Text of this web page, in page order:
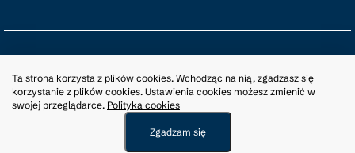
Polityka Cookies RODO
Ta strona korzysta z plików cookies. Wchodząc na nią, zgadzasz się
korzystanie z plików cookies. Ustawienia cookies możesz zmienić w
swojej przeglądarce. Polityka cookies
Zgadzam się